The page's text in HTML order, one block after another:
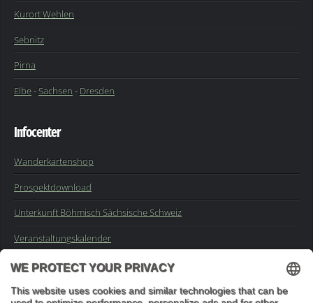
Kurort Wehlen
Sebnitz
Pirna
Elbe-Sachsen - Dresden
Infocenter
Wanderkartenshop
Prospektdownload
Unterkunft Böhmisch Sächsische Schweiz
Veranstaltungskalender